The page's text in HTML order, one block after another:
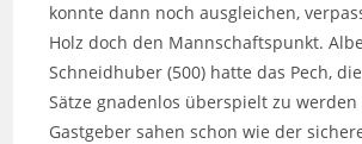
konnte dann noch ausgleichen,
Holz doch den Mannschaftspunkt.
Schneidhuber (500) hatte das Pech,
Sätze gnadenlos überspielt zu
Gastgeber sahen schon wie der